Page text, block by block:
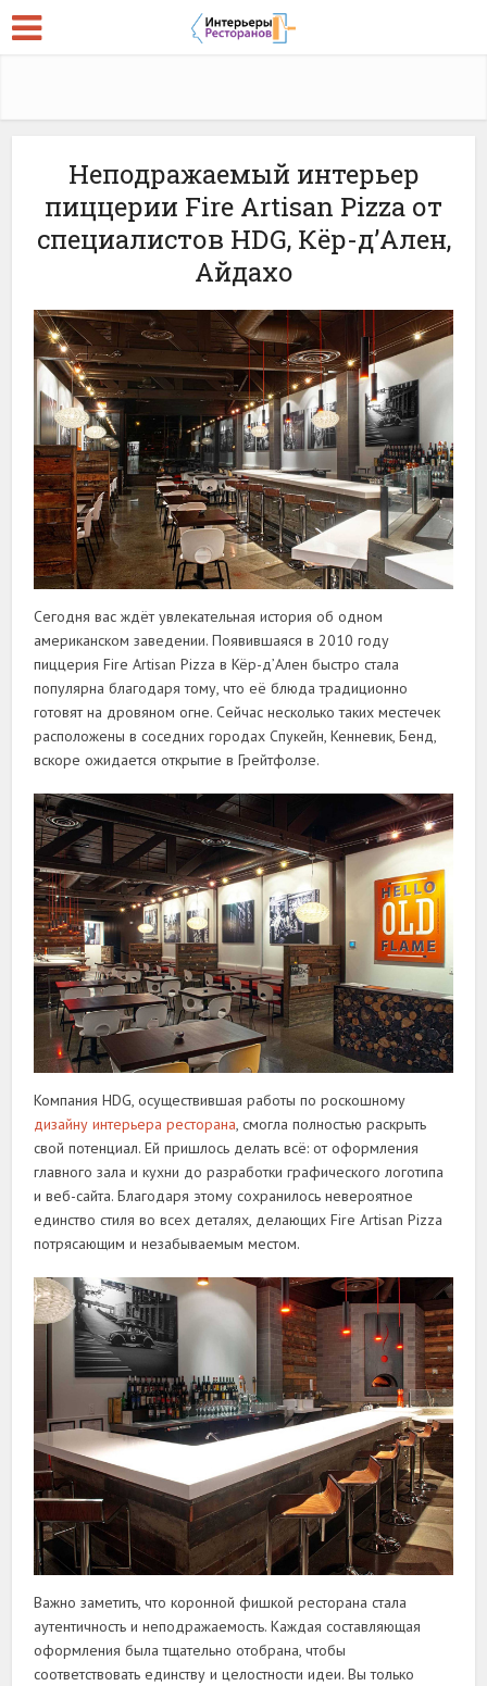
Неподражаемый интерьер
пиццерии Fire Artisan Pizza от
специалистов HDG, Кёр-д’Ален,
Айдахо
Сегодня вас ждёт увлекательная история об одном
американском заведении. Появившаяся в 2010 году
пиццерия Fire Artisan Pizza в Кёр-д’Ален быстро стала
популярна благодаря тому, что её блюда традиционно
готовят на дровяном огне. Сейчас несколько таких местечек
расположены в соседних городах Спукейн, Кенневик, Бенд,
вскоре ожидается открытие в Грейтфолзе.
Компания HDG, осуществившая работы по роскошному
дизайну интерьера ресторана, смогла полностью раскрыть
свой потенциал. Ей пришлось делать всё: от оформления
главного зала и кухни до разработки графического логотипа
и веб-сайта. Благодаря этому сохранилось невероятное
единство стиля во всех деталях, делающих Fire Artisan Pizza
потрясающим и незабываемым местом.
Важно заметить, что коронной фишкой ресторана стала
аутентичность и неподражаемость. Каждая составляющая
оформления была тщательно отобрана, чтобы
соответствовать единству и целостности идеи. Вы только